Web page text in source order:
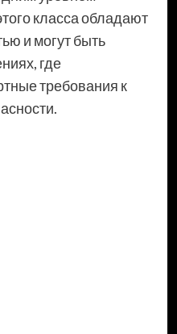
класса обладают
и могут быть
где
требования к